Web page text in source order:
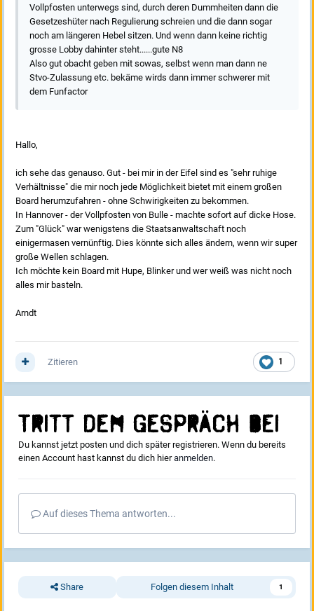
Vollpfosten unterwegs sind, durch deren Dummheiten dann die
Gesetzeshüter nach Regulierung schreien und die dann sogar
noch am längeren Hebel sitzen. Und wenn dann keine richtig
grosse Lobby dahinter steht......gute N8
Also gut obacht geben mit sowas, selbst wenn man dann ne
Stvo-Zulassung etc. bekäme wirds dann immer schwerer mit
dem Funfactor
Hallo,
ich sehe das genauso. Gut - bei mir in der Eifel sind es "sehr ruhige
Verhältnisse" die mir noch jede Möglichkeit bietet mit einem großen
Board herumzufahren - ohne Schwirigkeiten zu bekommen.
In Hannover - der Vollpfosten von Bulle - machte sofort auf dicke Hose.
Zum "Glück" war wenigstens die Staatsanwaltschaft noch
einigermasen vernünftig. Dies könnte sich alles ändern, wenn wir super
große Wellen schlagen.
Ich möchte kein Board mit Hupe, Blinker und wer weiß was nicht noch
alles mir basteln.
Arndt
1
Zitieren
Tritt dem Gespräch bei
Du kannst jetzt posten und dich später registrieren. Wenn du bereits
einen Account hast kannst du dich hieranmelden.
Auf dieses Thema antworten...
Share Folgen diesem Inhalt 1